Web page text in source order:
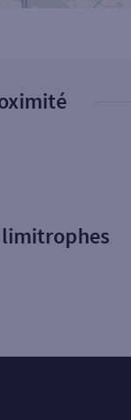
limitrophes